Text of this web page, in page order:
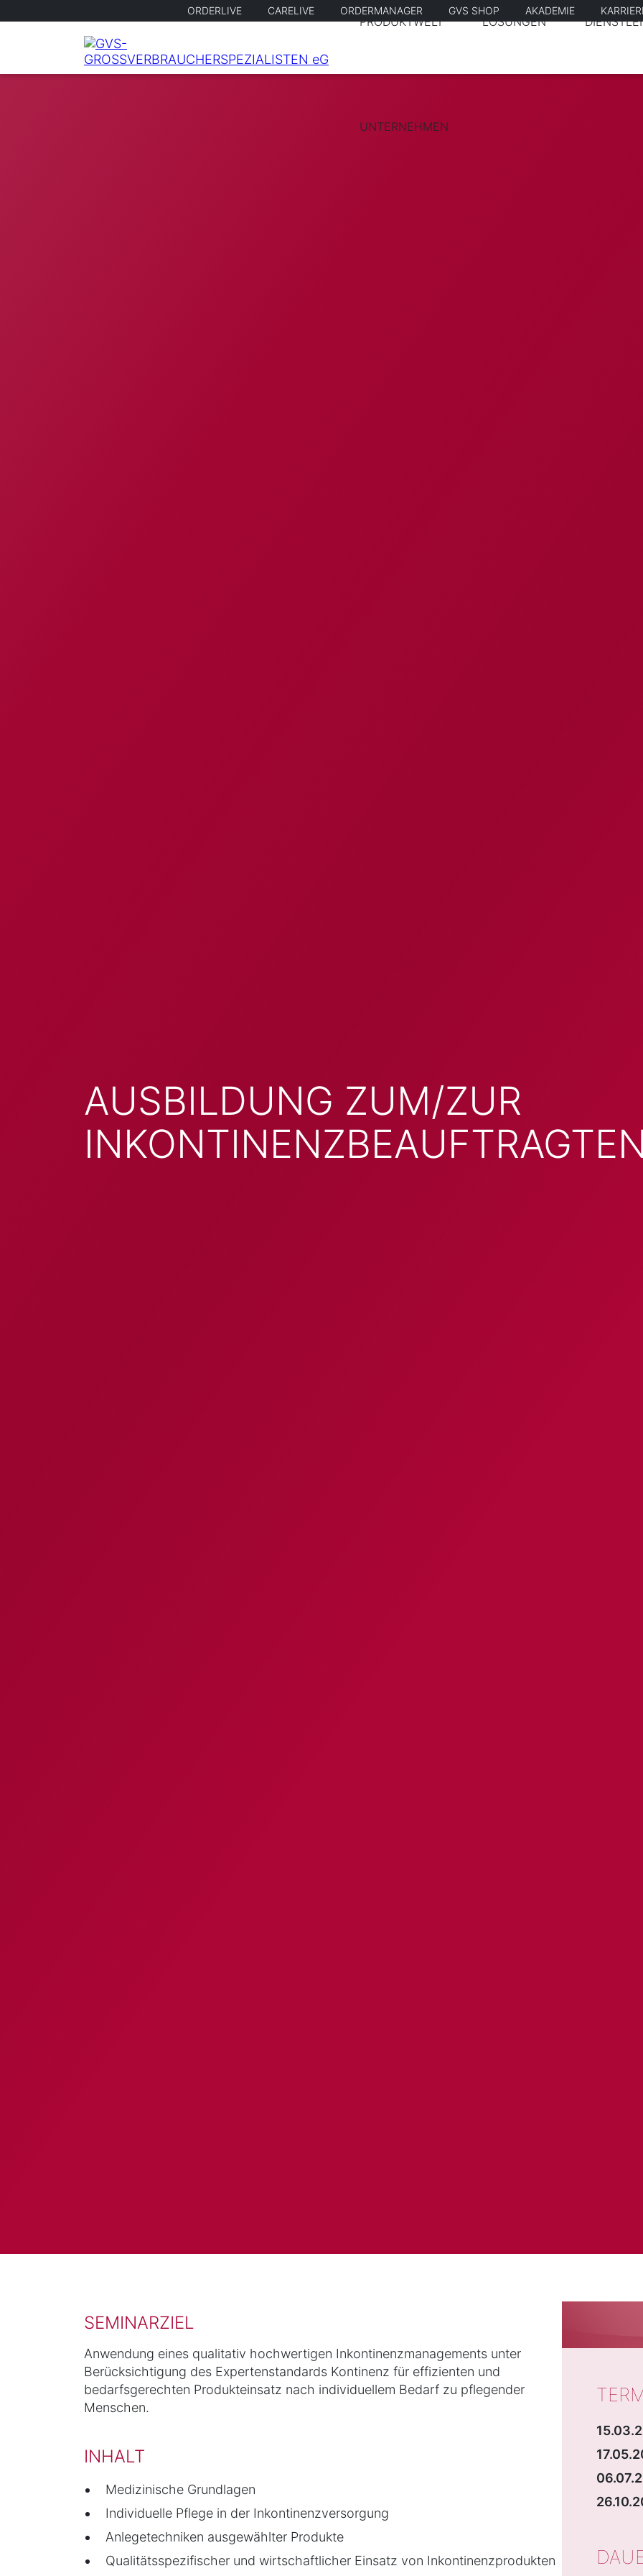
PRODUKTWELT LÖSUNGEN
UNTERNEHMEN
ORDERLIVE CARELIVE ORDERMANAGER GVS SHOP AKADEMIE
AUSBILDUNG ZUM/ZUR
SEMINARZIEL
Anwendung eines qualitativ hochwertigen Inkontinenzmanagements unter
Berücksichtigung des Expertenstandards Kontinenz für effizienten und
bedarfsgerechten Produkteinsatz nach individuellem Bedarf zu pflegender
Menschen.
INHALT
Medizinische Grundlagen
Individuelle Pflege in der Inkontinenzversorgung
Anlegetechniken ausgewählter Produkte
Qualitätsspezifischer und wirtschaftlicher Einsatz von Inkontinenzprodukten